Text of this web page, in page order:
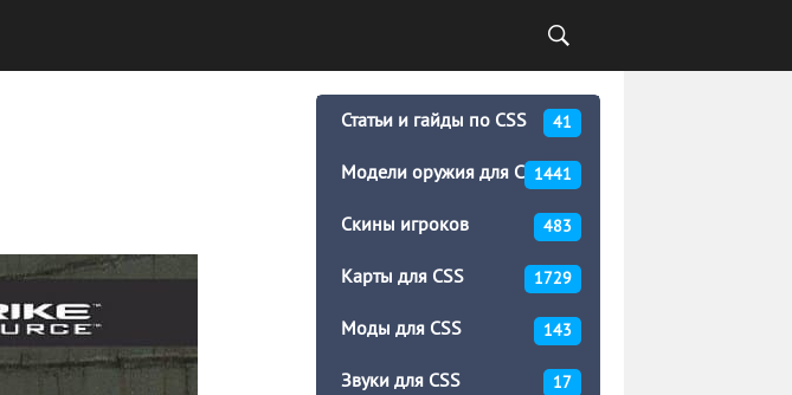
Статьи и гайды по CSS 41
Модели оружия для CSS1441
Скины игроков 483
Карты для CSS 1729
Моды для CSS 143
Звуки для CSS 17